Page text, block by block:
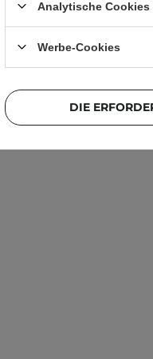
Verpackung des
finden Sie immer auf
Analytische Cookies
Werbe-Cookies
DIE